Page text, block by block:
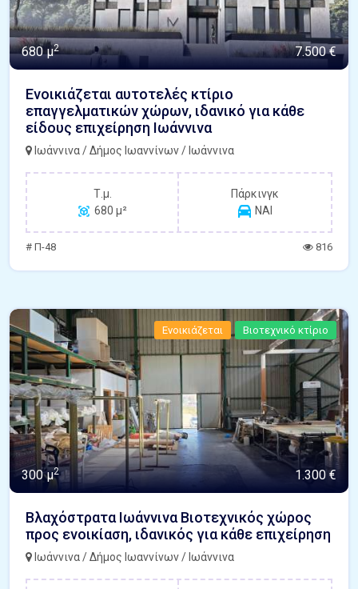
680 μ2 7.500 €
Ενοικιάζεται αυτοτελές κτίριο
επαγγελματικών χώρων, ιδανικό για κάθε
είδους επιχείρηση Ιωάννινα
Ιωάννινα / Δήμος Ιωαννίνων / Ιωάννινα
Τ.μ.
680 μ²
Πάρκινγκ
ΝΑΙ
# Π-48 816
Ενοικιάζεται Βιοτεχνικό κτίριο
300 μ2 1.300 €
Βλαχόστρατα Ιωάννινα Βιοτεχνικός χώρος
προς ενοικίαση, ιδανικός για κάθε επιχείρηση
Ιωάννινα / Δήμος Ιωαννίνων / Ιωάννινα